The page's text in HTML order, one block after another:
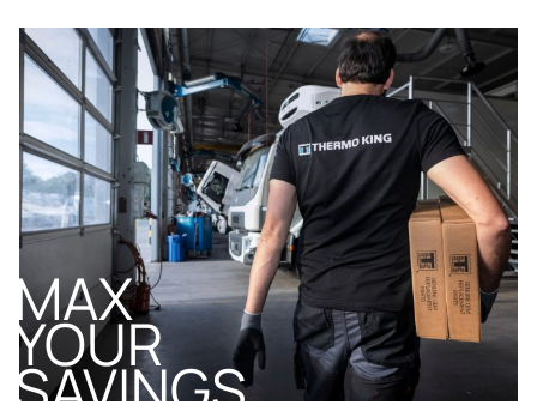
MAX
YOUR
SAVINGS